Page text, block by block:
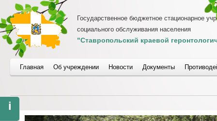
Государственное бюджетное стационарное
социального обслуживания населения
"Ставропольский краевой
i
Главная Об учреждении Новости Документы